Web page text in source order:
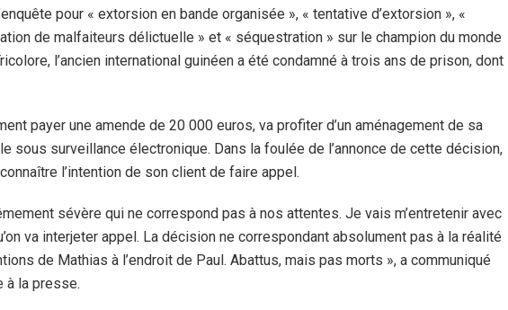
pour « extorsion en bande organisée », « tentative d’extorsion », «
de malfaiteurs délictuelle » et « séquestration » sur le champion du monde
l’ancien international guinéen a été condamné à trois ans de prison, dont
payer une amende de 20 000 euros, va profiter d’un aménagement de sa
sous surveillance électronique. Dans la foulée de l’annonce de cette décision,
l’intention de son client de faire appel.
sévère qui ne correspond pas à nos attentes. Je vais m’entretenir avec
va interjeter appel. La décision ne correspondant absolument pas à la réalité
de Mathias à l’endroit de Paul. Abattus, mais pas morts », a communiqué
à la presse.